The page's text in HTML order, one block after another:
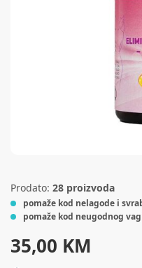
Prodato: 28 proizvoda
pomaže kod nelagode i
pomaže kod neugodnog
35,00 KM